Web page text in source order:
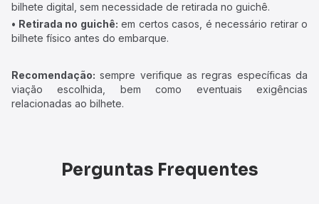
bilhete digital, sem necessidade de retirada no guichê.
• Retirada no guichê: em certos casos, é necessário retirar o
bilhete físico antes do embarque.
Recomendação: sempre verifique as regras específicas da
viação escolhida, bem como eventuais exigências
relacionadas ao bilhete.
Perguntas Frequentes